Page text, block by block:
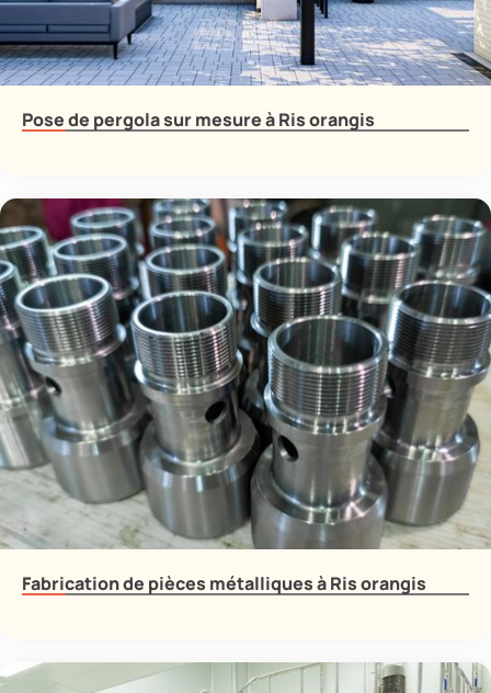
Pose de pergola sur mesure à Ris orangis
Fabrication de pièces métalliques à Ris orangis